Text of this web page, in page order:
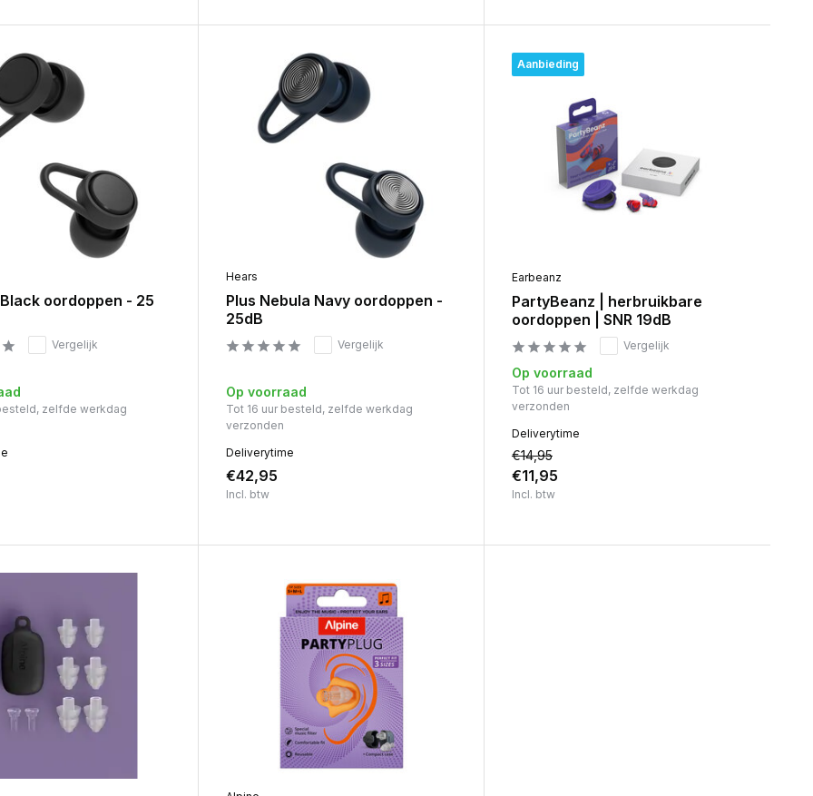
oordoppen - 25
Vergelijk
zelfde werkdag
Hears
Plus Nebula Navy oordoppen -
25dB
Vergelijk
Op voorraad
Tot 16 uur besteld, zelfde werkdag
verzonden
Deliverytime
€42,95
Incl. btw
Aanbieding
Earbeanz
PartyBeanz | herbruikbare
oordoppen | SNR 19dB
Vergelijk
Op voorraad
Tot 16 uur besteld, zelfde werkdag
verzonden
Deliverytime
€14,95
€11,95
Incl. btw